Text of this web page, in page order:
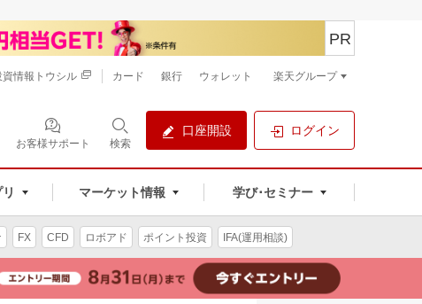
お客様サポート 検索
口座開設 ログイン
マーケット情報 学び･セミナー
PR
資情報トウシル カード 銀行 ウォレット 楽天グループ
FX CFD ロボアド ポイント投資 IFA(運用相談)